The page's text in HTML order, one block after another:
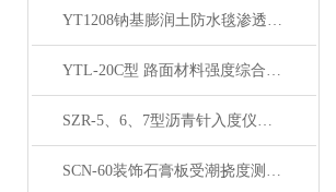
YT1208钠基膨润土防水毯渗透系数测定仪产品展示
YTL-20C型 路面材料强度综合试验仪产品展示
SZR-5、6、7型沥青针入度仪产品展示
SCN-60装饰石膏板受潮挠度测定仪产品展示